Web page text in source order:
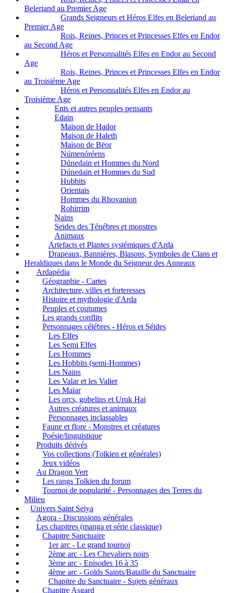
Beleriand au Premier Age
Grands Seigneurs et Héros Elfes en Beleriand au
Premier Age
Rois, Reines, Princes et Princesses Elfes en Endor
au Second Age
Héros et Personnalités Elfes en Endor au Second
Age
Rois, Reines, Princes et Princesses Elfes en Endor
au Troisième Age
Héros et Personnalités Elfes en Endor au
Troisième Age
Ents et autres peuples pensants
Edain
Maison de Hador
Maison de Haleth
Maison de Bëor
Númenóréens
Dúnedain et Hommes du Nord
Dúnedain et Hommes du Sud
Hobbits
Orientais
Hommes du Rhovanion
Rohirrim
Nains
Seides des Ténébres et monstres
Animaux
Artefacts et Plantes systémiques d'Arda
Drapeaux, Bannières, Blasons, Symboles de Clans et
Heraldiques dans le Monde du Seigneur des Anneaux
Ardapédia
Géographie - Cartes
Architecture, villes et forteresses
Histoire et mythologie d'Arda
Peuples et coutumes
Les grands conflits
Personnages célébres - Héros et Séides
Les Elfes
Les Semi Elfes
Les Hommes
Les Hobbits (semi-Hommes)
Les Nains
Les Valar et les Valier
Les Maiar
Les orcs, gobelins et Uruk Hai
Autres créatures et animaux
Personnages inclassables
Faune et flore - Monstres et créatures
Poésie/linguistique
Produits dérivés
Vos collections (Tolkien et générales)
Jeux vidéos
Au Dragon Vert
Les rangs Tolkien du forum
Tournoi de popularité - Personnages des Terres du
Milieu
Univers Saint Seiya
Agora - Discussions générales
Les chapitres (manga et série classique)
Chapitre Sanctuaire
1er arc - Le grand tournoi
2ème arc - Les Chevaliers noirs
3ème arc - Episodes 16 à 35
4ème arc - Golds Saints/Bataille du Sanctuaire
Chapitre du Sanctuaire - Sujets généraux
Chapitre Asgard